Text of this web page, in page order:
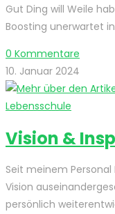
Gut Ding will Weile
Boosting unerwartet
0 Kommentare
10. Januar 2024
Lebensschule
Vision &
Seit meinem
Vision
persönlich